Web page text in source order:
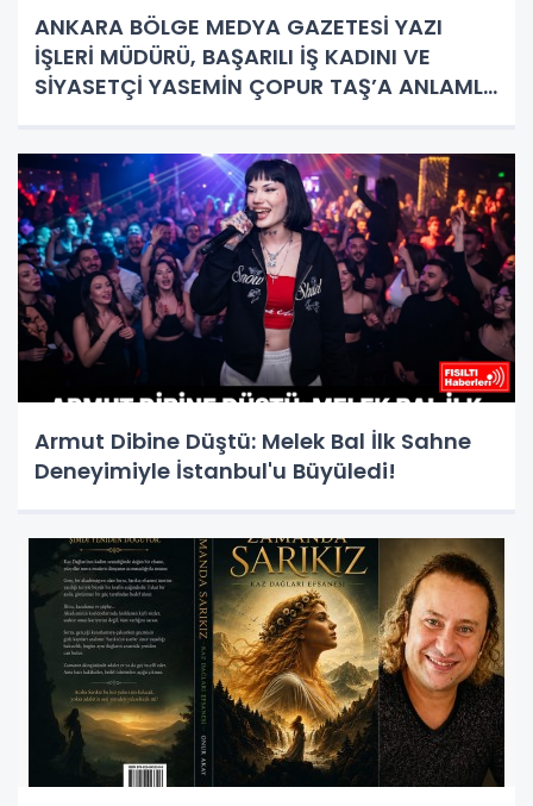
ANKARA BÖLGE MEDYA GAZETESİ YAZI
İŞLERİ MÜDÜRÜ, BAŞARILI İŞ KADINI VE
SİYASETÇİ YASEMİN ÇOPUR TAŞ’A ANLAMLI
Armut Dibine Düştü: Melek Bal İlk Sahne
Deneyimiyle İstanbul'u Büyüledi!